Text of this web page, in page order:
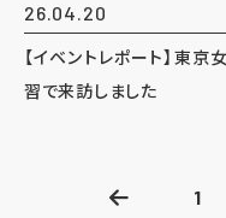
26.04.20
【イベントレポート】東
習で来訪しました
1